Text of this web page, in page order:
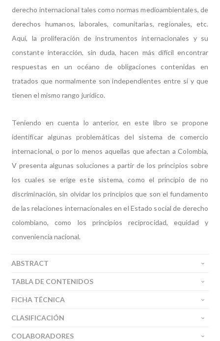
derecho internacional tales como normas medioambientales, de
derechos humanos, laborales, comunitarias, regionales, etc.
Aquí, la proliferación de instrumentos internacionales y su
constante interacción, sin duda, hacen más difícil encontrar
respuestas en un océano de obligaciones contenidas en
tratados que normalmente son independientes entre sí y que
tienen el mismo rango jurídico.
Teniendo en cuenta lo anterior, en este libro se propone
identificar algunas problemáticas del sistema de comercio
internacional, o por lo menos aquellas que afectan a Colombia,
V presenta algunas soluciones a partir de los principios sobre
los cuales se erige este sistema, como el principio de no
discriminación, sin olvidar los principios que son el fundamento
de las relaciones internacionales en el Estado social de derecho
colombiano, como los principios reciprocidad, equidad y
conveniencia nacional.
ABSTRACT
TABLA DE CONTENIDOS
FICHA TÉCNICA
CLASIFICACIÓN
COLABORADORES